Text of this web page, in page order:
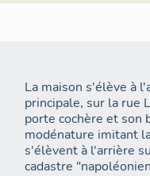
La maison s'élève à
principale, sur la rue
porte cochère et son
modénature imitant
s'élèvent à l'arrière
cadastre